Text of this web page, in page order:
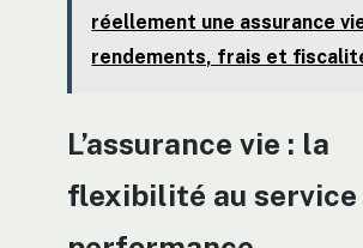
réellement une assurance
rendements, frais et
L’assurance vie : la
flexibilité au service